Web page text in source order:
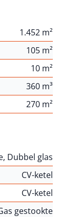
1.452 m²
105 m²
10 m²
360 m³
270 m²
Dubbel glas
CV-ketel
CV-ketel
gestookte